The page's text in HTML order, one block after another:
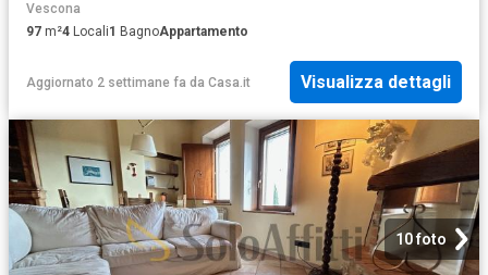
Vescona
97 m²4 Locali1 BagnoAppartamento
Aggiornato 2 settimane fa da Casa.it Visualizza dettagli
10 foto